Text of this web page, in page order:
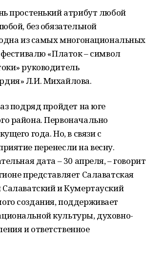
простенький атрибут любой
без обязательной
из самых многонациональных
«Платок – символ
руководитель
Л.И. Михайлова.
подряд пройдет на юге
района. Первоначально
года. Но, в связи с
перенесли на весну.
дата – 30 апреля, – говорит
представляет Салаватская
и Кумертауский
создания, поддерживает
культуры, духовно-
и ответственное